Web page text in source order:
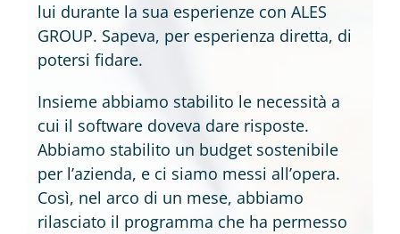
lui durante la sua esperienze con ALES
GROUP. Sapeva, per esperienza diretta, di
potersi fidare.
Insieme abbiamo stabilito le necessità a
cui il software doveva dare risposte.
Abbiamo stabilito un budget sostenibile
per l’azienda, e ci siamo messi all’opera.
Così, nel arco di un mese, abbiamo
rilasciato il programma che ha permesso